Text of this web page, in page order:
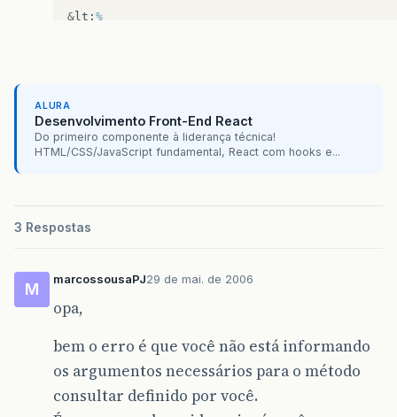
& lt ; %
%&gt;
&lt;%=vo.getNome%&gt;
&lt;% &#125; %&gt;
ALURA
Desenvolvimento Front-End React
Do primeiro componente à liderança técnica!
HTML/CSS/JavaScript fundamental, React com hooks e...
3 Respostas
M
marcossousaPJ29 de mai. de 2006
opa,
bem o erro é que você não está informando
os argumentos necessários para o método
consultar definido por você.